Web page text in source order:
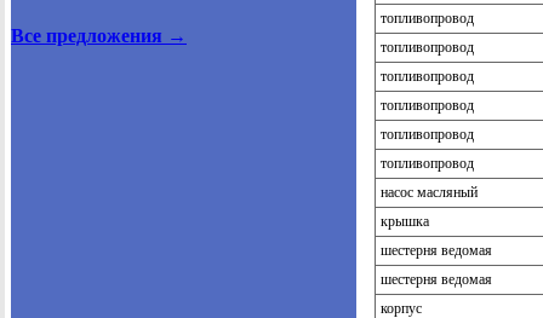
Все предложения →
топливопровод
топливопровод
топливопровод
топливопровод
топливопровод
топливопровод
насос масляный
крышка
шестерня ведомая
шестерня ведомая
корпус